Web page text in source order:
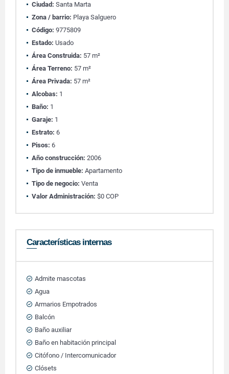
Ciudad: Santa Marta
Zona / barrio: Playa Salguero
Código: 9775809
Estado: Usado
Área Construida: 57 m²
Área Terreno: 57 m²
Área Privada: 57 m²
Alcobas: 1
Baño: 1
Garaje: 1
Estrato: 6
Pisos: 6
Año construcción: 2006
Tipo de inmueble: Apartamento
Tipo de negocio: Venta
Valor Administración: $0 COP
Características internas
Admite mascotas
Agua
Armarios Empotrados
Balcón
Baño auxiliar
Baño en habitación principal
Citófono / Intercomunicador
Clósets